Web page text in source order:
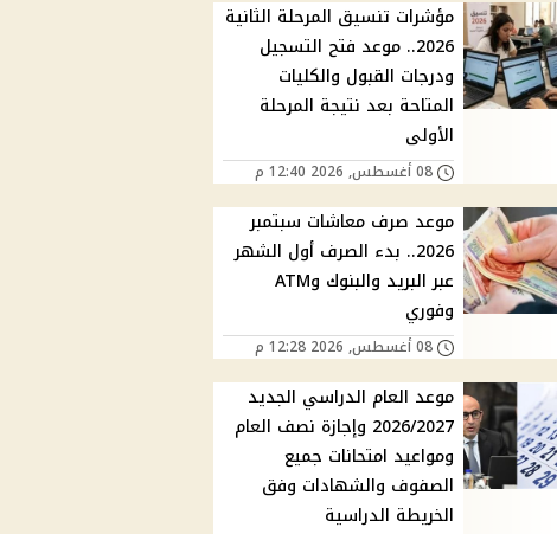
مؤشرات تنسيق المرحلة الثانية
2026.. موعد فتح التسجيل
ودرجات القبول والكليات
المتاحة بعد نتيجة المرحلة
الأولى
08 أغسطس, 2026 12:40 م
موعد صرف معاشات سبتمبر
2026.. بدء الصرف أول الشهر
عبر البريد والبنوك وATM
وفوري
08 أغسطس, 2026 12:28 م
موعد العام الدراسي الجديد
2026/2027 وإجازة نصف العام
ومواعيد امتحانات جميع
الصفوف والشهادات وفق
الخريطة الدراسية